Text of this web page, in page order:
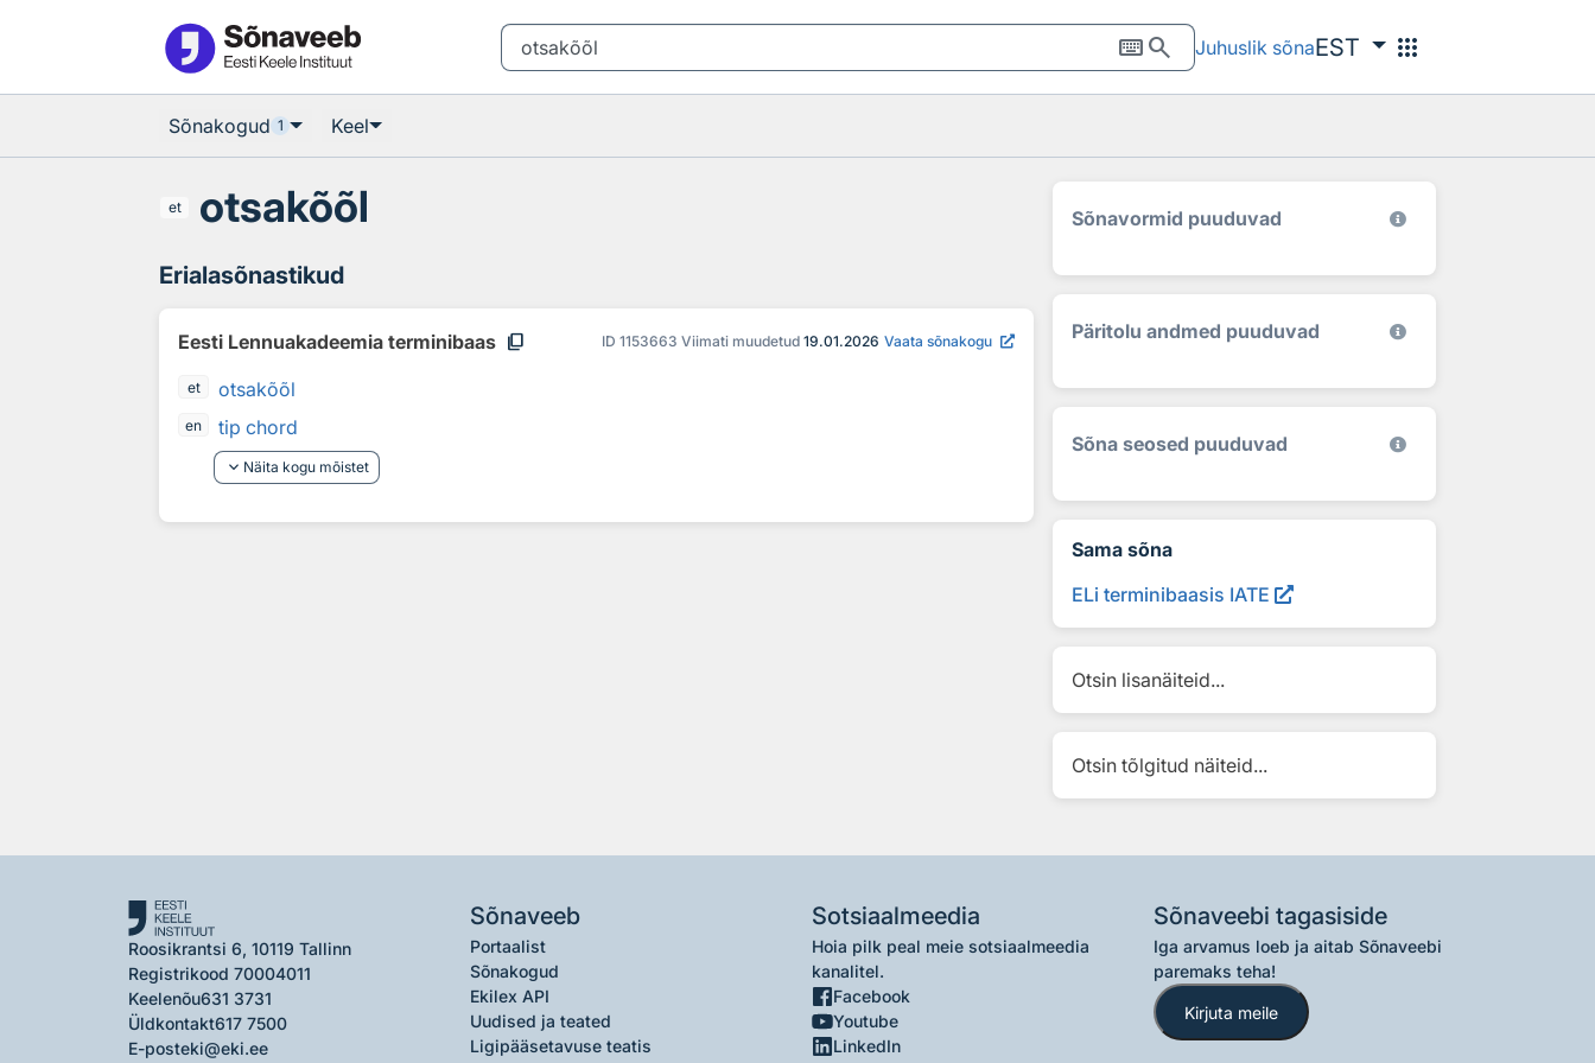
keyboardsearch Juhuslik sõnaEST apps
Sõnakogud 1 Keel
et otsakõõl
Erialasõnastikud
Eesti Lennuakadeemia terminibaas content_copy ID 1153663 Viimati muudetud 19.01.2026 Vaata sõnakogu
et otsakõõl
en
tip chord
keyboard_arrow_down Näita kogu mõistet
Sõnavormid puuduvad
Päritolu andmed puuduvad
Sõna seosed puuduvad
Sama sõna
ELi terminibaasis IATE
Otsin lisanäiteid...
Otsin tõlgitud näiteid...
Roosikrantsi 6, 10119 Tallinn
Registrikood 70004011
Keelenõu631 3731
Üldkontakt617 7500
E-posteki@eki.ee
Sõnaveeb
Portaalist
Sõnakogud
Ekilex API
Uudised ja teated
Ligipääsetavuse teatis
Sotsiaalmeedia
Hoia pilk peal meie sotsiaalmeedia
kanalitel.
Facebook
Youtube
LinkedIn
Sõnaveebi tagasiside
Iga arvamus loeb ja aitab Sõnaveebi
paremaks teha!
Kirjuta meile